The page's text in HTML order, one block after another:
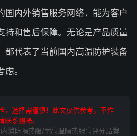
国内外销售服务网络，能为客户
持和售后保障。无论是产品质量
都代表了当前国内高温防护装备
。
，选择需谨慎！此文仅供参考，不作
联系删除。
消防隔热服/耐高温隔热服高评分品牌